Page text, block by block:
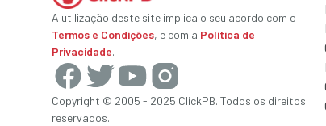
A utilização deste site implica o seu acordo com o
Termos e Condições, e com a Política de
Privacidade.
Copyright © 2005 - 2025 ClickPB. Todos os direitos
reservados.